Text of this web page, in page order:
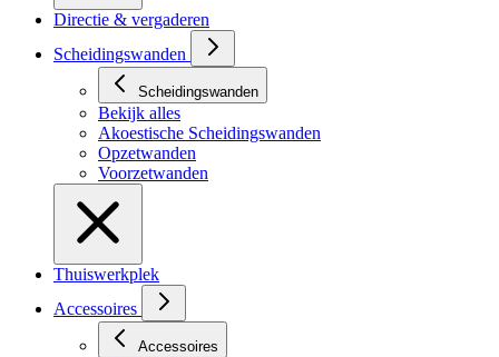
Directie & vergaderen
Scheidingswanden
Scheidingswanden
Bekijk alles
Akoestische Scheidingswanden
Opzetwanden
Voorzetwanden
Thuiswerkplek
Accessoires
Accessoires